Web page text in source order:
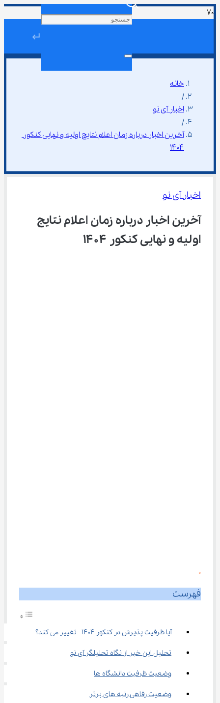
↵
خانه
/
اخبار آی نو
/
آخرین اخبار درباره زمان اعلام نتایج اولیه و نهایی کنکور
۱۴۰۴
اخبار آی نو
آخرین اخبار درباره زمان اعلام نتایج
اولیه و نهایی کنکور ۱۴۰۴
0
فهرست
آیا ظرفیت پذیرش در کنکور ۱۴۰۴  تغییر می کند؟
تحلیل این خبر از نگاه تحلیلگر آی نو
وضعیت ظرفیت دانشگاه ها
وضعیت رفاهی رتبه های برتر